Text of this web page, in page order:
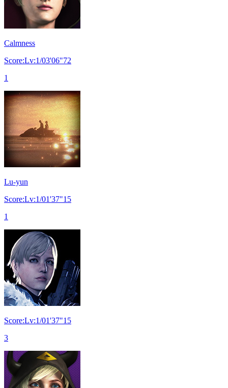
Calmness
Score:Lv:1/03'06"72
1
Lu-yun
Score:Lv:1/01'37"15
1
Score:Lv:1/01'37"15
3